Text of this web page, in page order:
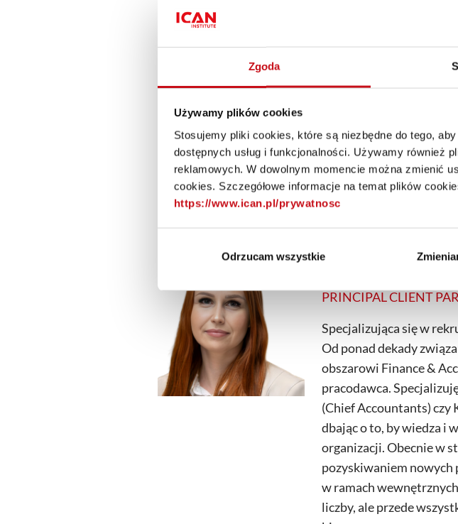
Zgoda
Używamy plików cookies
Stosujemy pliki cookies, które są niezbędne do tego,
dostępnych usług i funkcjonalności. Używamy również
reklamowych. W dowolnym momencie można zmienić
cookies. Szczegółowe informacje na temat plików
https://www.ican.pl/prywatnosc
Odrzucam wszystkie
jak Hiring Managerowie powinni prowadzić
To spotkanie dla CFO, dyrektorów finansowych,
współczesny rynek pracy — zarówno z perspektywy
MAGDALENA
PRINCIPAL CLIENT
Specjalizująca się w
Od ponad dekady
obszarowi Finance &
pracodawca.
(Chief Accountants)
dbając o to, by wiedza i
organizacji. Obecnie w
pozyskiwaniem nowych
w ramach
liczby, ale przede